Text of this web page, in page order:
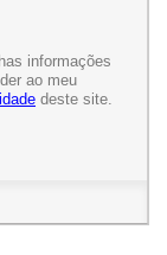
informações
ao meu
deste site.